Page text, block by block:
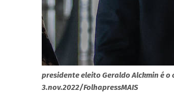
presidente eleito Geraldo Alckmin é
3.nov.2022/FolhapressMAIS